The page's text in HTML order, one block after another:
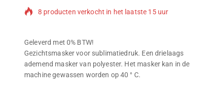
8 producten verkocht in het laatste 15 uur
in hun winkelwagen
Geleverd met 0% BTW!
Gezichtsmasker voor sublimatiedruk. Een drielaags
ademend masker van polyester. Het masker kan in de
machine gewassen worden op 40 ° C.